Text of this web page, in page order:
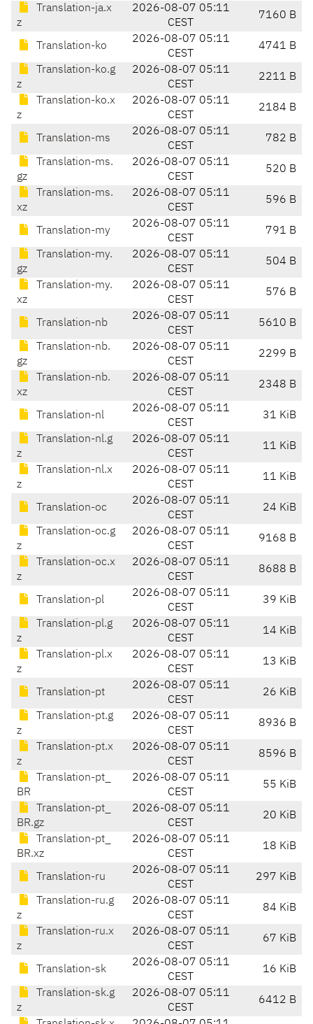
Translation-ja.x
z
2026-08-07 05:11
CEST
7160 B
Translation-ko
2026-08-07 05:11
CEST
4741 B
Translation-ko.g
z
2026-08-07 05:11
CEST
2211 B
Translation-ko.x
z
2026-08-07 05:11
CEST
2184 B
Translation-ms
2026-08-07 05:11
CEST
782 B
Translation-ms.
gz
2026-08-07 05:11
CEST
520 B
Translation-ms.
xz
2026-08-07 05:11
CEST
596 B
Translation-my
2026-08-07 05:11
CEST
791 B
Translation-my.
gz
2026-08-07 05:11
CEST
504 B
Translation-my.
xz
2026-08-07 05:11
CEST
576 B
Translation-nb
2026-08-07 05:11
CEST
5610 B
Translation-nb.
gz
2026-08-07 05:11
CEST
2299 B
Translation-nb.
xz
2026-08-07 05:11
CEST
2348 B
Translation-nl
2026-08-07 05:11
CEST
31 KiB
Translation-nl.g
z
2026-08-07 05:11
CEST
11 KiB
Translation-nl.x
z
2026-08-07 05:11
CEST
11 KiB
Translation-oc
2026-08-07 05:11
CEST
24 KiB
Translation-oc.g
z
2026-08-07 05:11
CEST
9168 B
Translation-oc.x
z
2026-08-07 05:11
CEST
8688 B
Translation-pl
2026-08-07 05:11
CEST
39 KiB
Translation-pl.g
z
2026-08-07 05:11
CEST
14 KiB
Translation-pl.x
z
2026-08-07 05:11
CEST
13 KiB
Translation-pt
2026-08-07 05:11
CEST
26 KiB
Translation-pt.g
z
2026-08-07 05:11
CEST
8936 B
Translation-pt.x
z
2026-08-07 05:11
CEST
8596 B
Translation-pt_
BR
2026-08-07 05:11
CEST
55 KiB
Translation-pt_
BR.gz
2026-08-07 05:11
CEST
20 KiB
Translation-pt_
BR.xz
2026-08-07 05:11
CEST
18 KiB
Translation-ru
2026-08-07 05:11
CEST
297 KiB
Translation-ru.g
z
2026-08-07 05:11
CEST
84 KiB
Translation-ru.x
z
2026-08-07 05:11
CEST
67 KiB
Translation-sk
2026-08-07 05:11
CEST
16 KiB
Translation-sk.g
z
2026-08-07 05:11
CEST
6412 B